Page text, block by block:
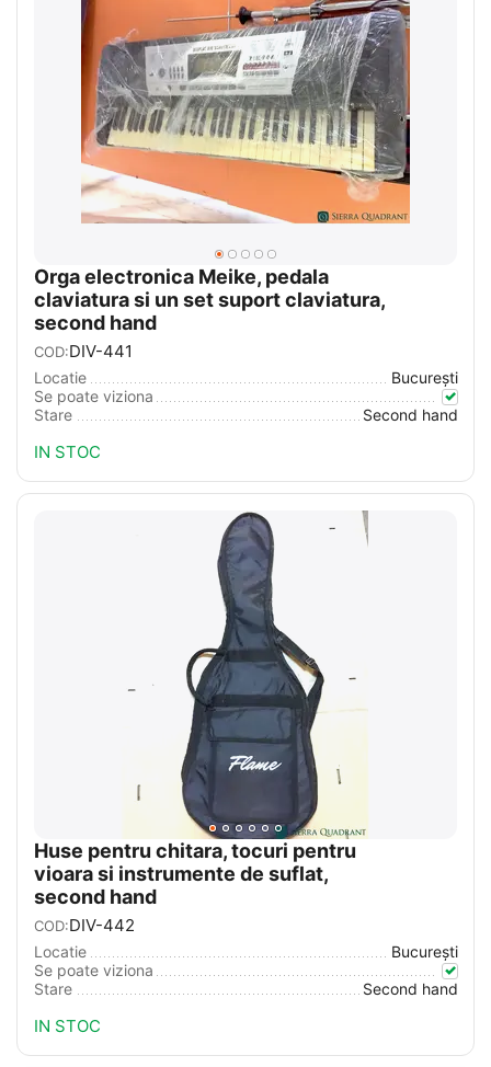
Orga electronica Meike, pedala
claviatura si un set suport claviatura,
second hand
COD:DIV-441
Locatie
București
Se poate viziona
Stare
Second hand
IN STOC
Huse pentru chitara, tocuri pentru
vioara si instrumente de suflat,
second hand
COD:DIV-442
Locatie
București
Se poate viziona
Stare
Second hand
IN STOC